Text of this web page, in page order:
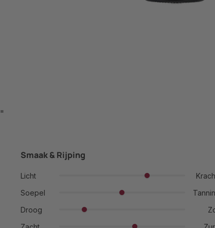
"
Smaak & Rijping
Licht
Soepel
Droog